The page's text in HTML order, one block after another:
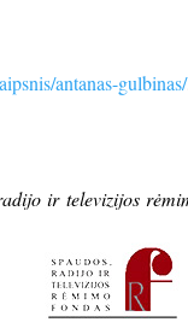
antanas-gulbinas/
ir televizijos